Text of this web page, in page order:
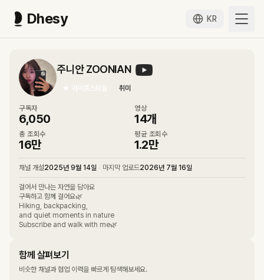
Dhesy KR
주니안 ZOONIAN
★ 라이프스타일 취미
구독자
6,050
영상
14개
총 조회수
16만
평균 조회수
1.2만
채널 개설2025년 9월 14일 마지막 업로드2026년 7월 16일
걸어서 만나는 자연을 담아요
구독하고 함께 걸어요🌿
Hiking, backpacking,
and quiet moments in nature
Subscribe and walk with me🌿
함께 살펴보기
비슷한 채널과 협업 이력을 빠르게 탐색해보세요.